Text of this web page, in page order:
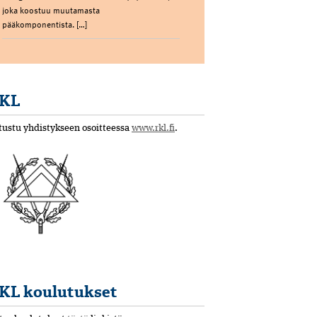
joka koostuu muutamasta
pääkomponentista. […]
yhdistykseen osoitteessa www.rkl.fi.
koulutukset